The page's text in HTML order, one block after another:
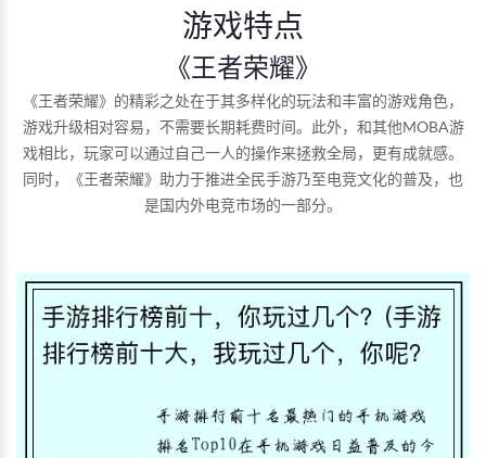
游戏特点
《王者荣耀》
《王者荣耀》的精彩之处在于其多样化的玩法和丰富的游戏角色，
游戏升级相对容易，不需要长期耗费时间。此外，和其他MOBA游
戏相比，玩家可以通过自己一人的操作来拯救全局，更有成就感。
同时，《王者荣耀》助力于推进全民手游乃至电竞文化的普及，也
是国内外电竞市场的一部分。